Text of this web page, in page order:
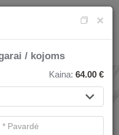
×
/ kojoms
Kaina: 64.00 €